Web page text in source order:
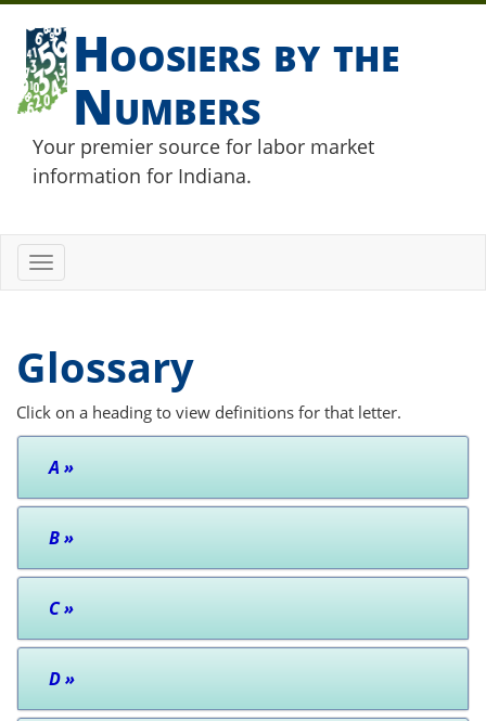
Hoosiers by the
Numbers
Your premier source for labor market
information for Indiana.
Toggle
navigation
Glossary
Click on a heading to view definitions for that letter.
A »
B»
C»
D»